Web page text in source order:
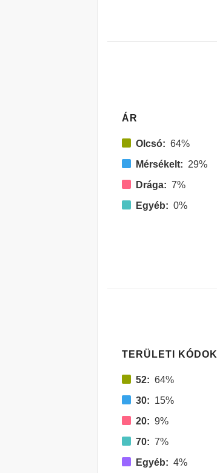
ÁR
Olcsó: 64%
Mérsékelt: 29%
Drága: 7%
Egyéb: 0%
TERÜLETI KÓDOK
52: 64%
30: 15%
20: 9%
70: 7%
Egyéb: 4%